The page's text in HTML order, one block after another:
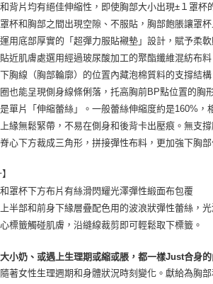
背片均有絕佳伸縮性，即使胸部大小出現±１罩
杯和胸部之間出現空隙、不服貼，胸部飽脹讓罩
用底部厚實的「超彈力服貼襯墊」設計，賦予柔軟
近肌膚處選用經過玻尿酸加工的聚酯纖維混紡布料
胸線（胸部輪廓）的位置內藏泡棉質料的支撐結構
也能呈現側身線條俐落，托高胸前BP點位置的胸
單片「伸縮蕾絲」。一般蕾絲伸縮度約是160%
緣無鬆緊帶，不易在側身和後背卡出壓痕。無支撐
心下方裁成三角形，拼接彈性布料，更加強下胸
罩杯下方布片有絲滑閃耀光澤彈性緞面布包覆
半部和前身下緣層疊配色用的波浪狀彈性蕾絲，
標籤觸碰肌膚，沿縫線裁剪即可輕鬆取下標籤。
小奶、或遇上生理期或縮或脹，都一樣Just合身的
著女性生理週期和身體狀況時刻變化。獻給為胸